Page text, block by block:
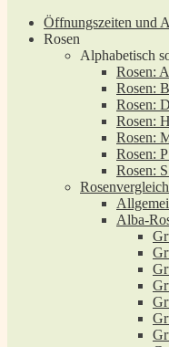
Öffnungszeiten und
Rosen
Alphabetisch
Rosen: A
Rosen:
Rosen:
Rosen:
Rosen:
Rosen:
Rosen:
Alba-